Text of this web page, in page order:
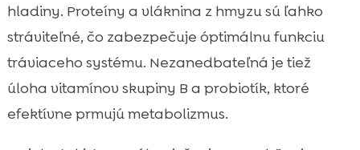
hladiny. Proteíny a vláknina z hmyzu sú ľahko
stráviteľné, čo zabezpečuje óptimálnu funkciu
tráviaceho systému. Nezanedbateľná je tiež
úloha vitamínov skupiny B a probiotík, ktoré
efektívne prmujú metabolizmus.